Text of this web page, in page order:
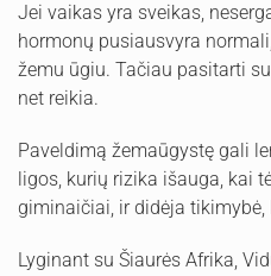
Jei vaikas yra sveikas,
hormonų pusiausvyra
žemu ūgiu. Tačiau pasitarti
net reikia.
Paveldimą žemaūgystę gali
ligos, kurių rizika išauga, kai
giminaičiai, ir didėja
Lyginant su Šiaurės Afrika,